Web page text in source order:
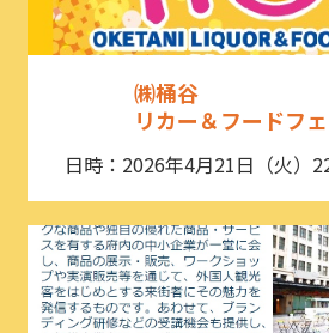
㈱桶谷
リカー＆フードフ
日時：2026年4月21日（火）